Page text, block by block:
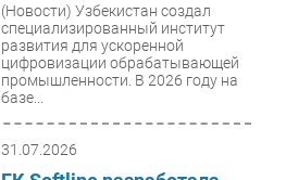
(Новости) Узбекистан создал
специализированный институт
развития для ускоренной
цифровизации обрабатывающей
промышленности. В 2026 году на
базе...
31.07.2026